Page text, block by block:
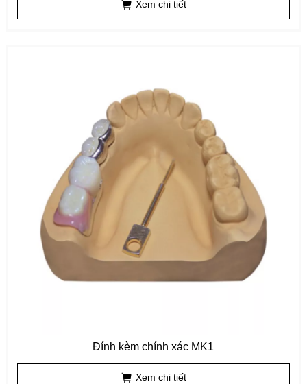
Xem chi tiết
Đính kèm chính xác MK1
Xem chi tiết